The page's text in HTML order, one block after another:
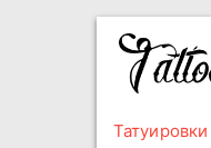
Татуировки